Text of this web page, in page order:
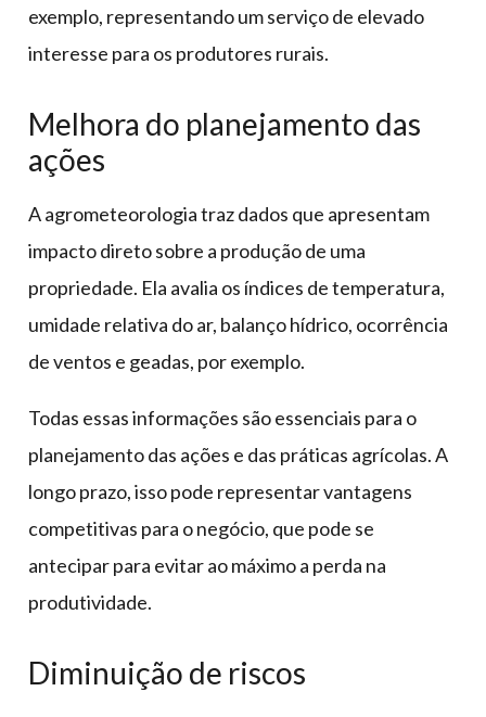
exemplo, representando um serviço de elevado
interesse para os produtores rurais.
Melhora do planejamento das
ações
A agrometeorologia traz dados que apresentam
impacto direto sobre a produção de uma
propriedade. Ela avalia os índices de temperatura,
umidade relativa do ar, balanço hídrico, ocorrência
de ventos e geadas, por exemplo.
Todas essas informações são essenciais para o
planejamento das ações e das práticas agrícolas. A
longo prazo, isso pode representar vantagens
competitivas para o negócio, que pode se
antecipar para evitar ao máximo a perda na
produtividade.
Diminuição de riscos